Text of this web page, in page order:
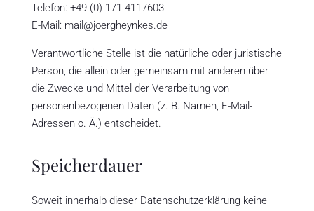
Telefon: +49 (0) 171 4117603
E-Mail: mail@joergheynkes.de
Verantwortliche Stelle ist die natürliche oder juristische
Person, die allein oder gemeinsam mit anderen über
die Zwecke und Mittel der Verarbeitung von
personenbezogenen Daten (z. B. Namen, E-Mail-
Adressen o. Ä.) entscheidet.
Speicherdauer
Soweit innerhalb dieser Datenschutzerklärung keine